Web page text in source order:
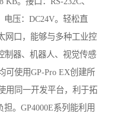
电压：DC24V。轻松直
网口，能够与多种工业控
制器、机器人、视觉传感
可使用GP-Pro EX创建所
用同一开发平台，利于拓
。GP4000E系列能利用